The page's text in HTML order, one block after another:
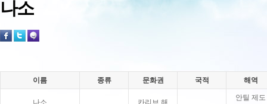
나소
이름 종류 문화권 국적 해역
나소 카리브 해
안틸 제도